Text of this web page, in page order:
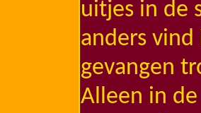
uitjes in de
anders
gevangen
Alleen in